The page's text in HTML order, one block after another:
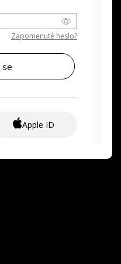
Zapomenuté heslo?
Apple ID